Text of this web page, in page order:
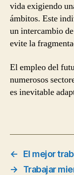
vida exigiendo
ámbitos. Este
un intercambio
evite la
El empleo del
numerosos
es inevitable
←
El mejor
→
Trabajar